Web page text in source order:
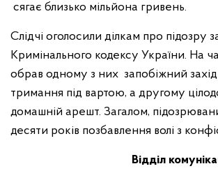
сягає близько мільйона гривень.
Слідчі оголосили ділкам про підозру
Кримінального кодексу України. На
обрав одному з них запобіжний захід
тримання під вартою, а другому
домашній арешт. Загалом,
десяти років позбавлення волі з
Відділ